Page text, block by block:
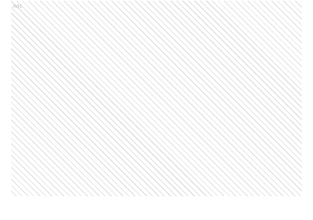
Ads